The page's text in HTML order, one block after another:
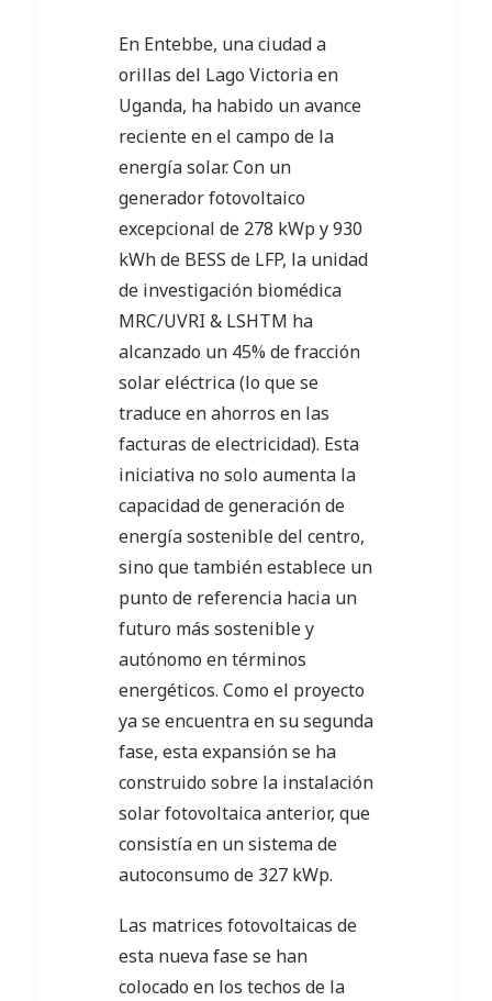
En Entebbe, una ciudad a
orillas del Lago Victoria en
Uganda, ha habido un avance
reciente en el campo de la
energía solar. Con un
generador fotovoltaico
excepcional de 278 kWp y 930
kWh de BESS de LFP, la unidad
de investigación biomédica
MRC/UVRI & LSHTM ha
alcanzado un 45% de fracción
solar eléctrica (lo que se
traduce en ahorros en las
facturas de electricidad). Esta
iniciativa no solo aumenta la
capacidad de generación de
energía sostenible del centro,
sino que también establece un
punto de referencia hacia un
futuro más sostenible y
autónomo en términos
energéticos. Como el proyecto
ya se encuentra en su segunda
fase, esta expansión se ha
construido sobre la instalación
solar fotovoltaica anterior, que
consistía en un sistema de
autoconsumo de 327 kWp.
Las matrices fotovoltaicas de
esta nueva fase se han
colocado en los techos de la